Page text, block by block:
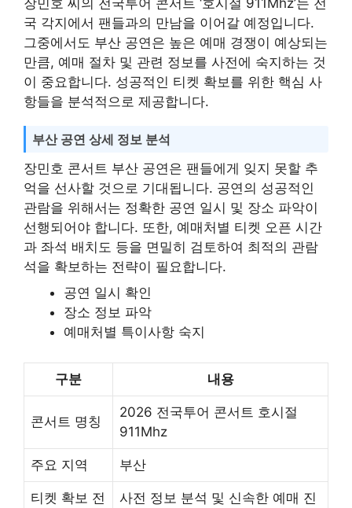
국 각지에서 팬들과의 만남을 이어갈 예정입니다.
그중에서도 부산 공연은 높은 예매 경쟁이 예상되는
만큼, 예매 절차 및 관련 정보를 사전에 숙지하는 것
이 중요합니다. 성공적인 티켓 확보를 위한 핵심 사
항들을 분석적으로 제공합니다.
부산 공연 상세 정보 분석
장민호 콘서트 부산 공연은 팬들에게 잊지 못할 추
억을 선사할 것으로 기대됩니다. 공연의 성공적인
관람을 위해서는 정확한 공연 일시 및 장소 파악이
선행되어야 합니다. 또한, 예매처별 티켓 오픈 시간
과 좌석 배치도 등을 면밀히 검토하여 최적의 관람
석을 확보하는 전략이 필요합니다.
공연 일시 확인
장소 정보 파악
예매처별 특이사항 숙지
구분 내용
콘서트 명칭
2026 전국투어 콘서트 호시절
911Mhz
주요 지역 부산
티켓 확보 전
사전 정보 분석 및 신속한 예매 진